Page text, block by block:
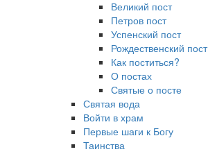
Великий пост
Петров пост
Успенский пост
Рождественский пост
Как поститься?
О постах
Святые о посте
Святая вода
Войти в храм
Первые шаги к Богу
Таинства